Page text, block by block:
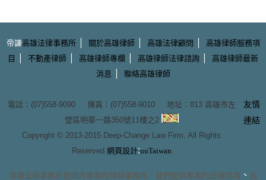
帝謙高雄法律事務所| 關於高雄律師| 高雄法律顧問 |
高雄律師服務項
目
| 不動產律師 | 高雄律師專欄 | 高雄律師法律諮詢 |
高雄律師最新
消息 | 聯絡高雄律師
電話：(07)558-9090 傳真：(07)558-9010 地址： 813 高雄市左
營區明華一路350號11樓之2
Copyright © 2013-2015 Deep-Change Law Firm, All Rights
Reserved 網頁設計:uuTaiwan
友情
連結
帝謙法律事務所是國內專業的律師事務所 ，我們提供專業的法律諮詢 、 民